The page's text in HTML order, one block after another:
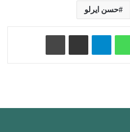
حسن ايرلو
واتساب تيلقرام